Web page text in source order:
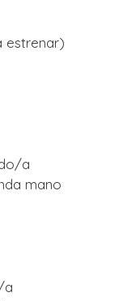
estrenar)
a
mano
a